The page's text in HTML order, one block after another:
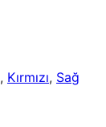
, Kırmızı, Sağ